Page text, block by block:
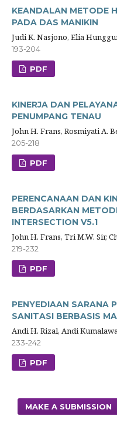
KEANDALAN METODE
PADA DAS MANIKIN
Judi K. Nasjono, Elia
193-204
PDF
KINERJA DAN
PENUMPANG TENAU
John H. Frans, Rosmiyati A.
205-218
PDF
PERENCANAAN DAN
BERDASARKAN
INTERSECTION V5.1
John H. Frans, Tri M.W. Sir,
219-232
PDF
PENYEDIAAN SARANA
SANITASI BERBASIS
Andi H. Rizal, Andi
233-242
PDF
MAKE A SUBMISSION